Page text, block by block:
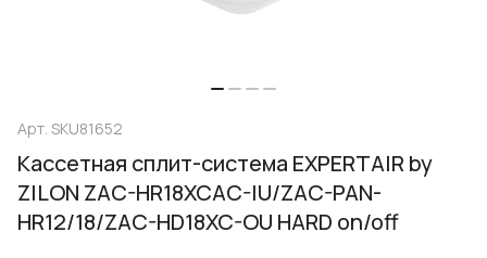
Арт. SKU81652
Кассетная сплит-система EXPERTAIR by
ZILON ZAC-HR18XCAC-IU/ZAC-PAN-
HR12/18/ZAC-HD18XC-OU HARD on/off